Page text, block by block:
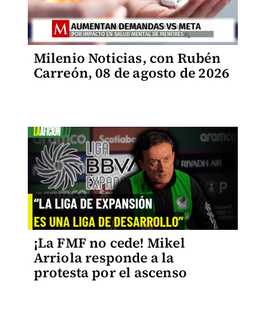
Milenio Noticias, con Rubén
Carreón, 08 de agosto de 2026
¡La FMF no cede! Mikel
Arriola responde a la
protesta por el ascenso